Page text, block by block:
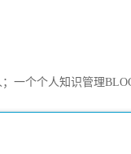
一个个人知识管理